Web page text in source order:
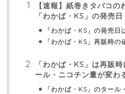
【速報】紙巻きタバコの
「わかば・KS」の発売
「わかば・KS」の発売日
「わかば・KS」再販時
「わかば・KS」は再販
ール・ニコチン量が変わ
「わかば・KS」のター